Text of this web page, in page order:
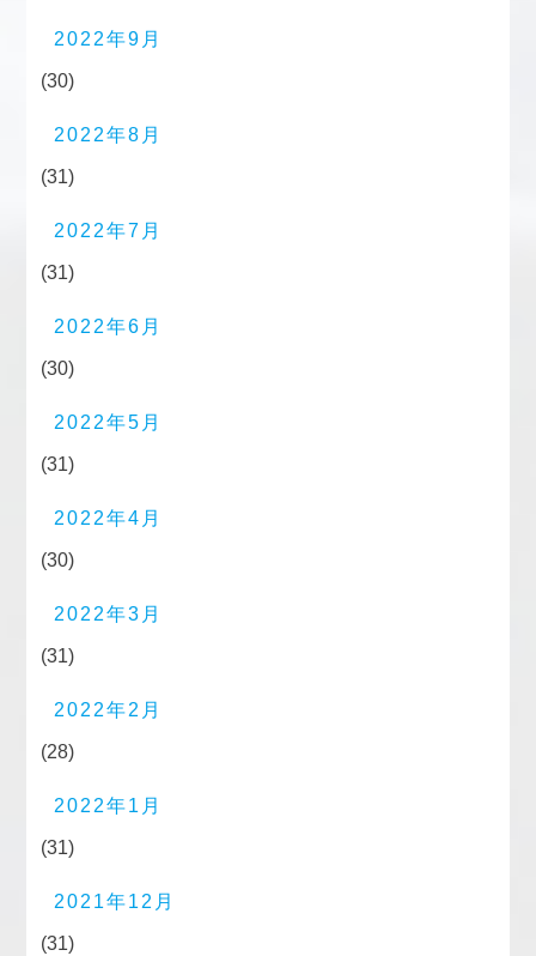
2022年9月
(30)
2022年8月
(31)
2022年7月
(31)
2022年6月
(30)
2022年5月
(31)
2022年4月
(30)
2022年3月
(31)
2022年2月
(28)
2022年1月
(31)
2021年12月
(31)